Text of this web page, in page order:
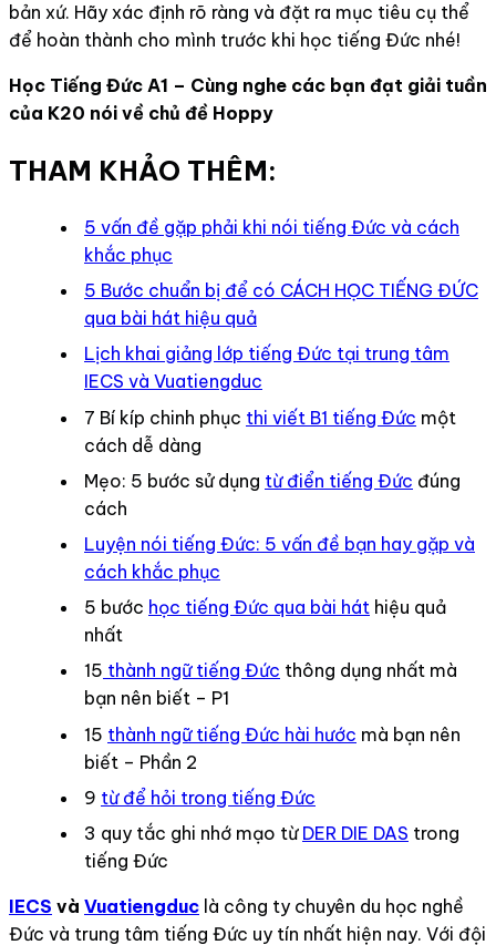
bản xứ. Hãy xác định rõ ràng và đặt ra mục tiêu cụ thể
để hoàn thành cho mình trước khi học tiếng Đức nhé!
Học Tiếng Đức A1 – Cùng nghe các bạn đạt giải tuần
của K20 nói về chủ đề Hoppy
THAM KHẢO THÊM:
5 vấn đề gặp phải khi nói tiếng Đức và cách
khắc phục
5 Bước chuẩn bị để có CÁCH HỌC TIẾNG ĐỨC
qua bài hát hiệu quả
Lịch khai giảng lớp tiếng Đức tại trung tâm
IECS và Vuatiengduc
7 Bí kíp chinh phục thi viết B1 tiếng Đức một
cách dễ dàng
Mẹo: 5 bước sử dụng từ điển tiếng Đức đúng
cách
Luyện nói tiếng Đức: 5 vấn đề bạn hay gặp và
cách khắc phục
5 bước học tiếng Đức qua bài hát hiệu quả
nhất
15 thành ngữ tiếng Đức thông dụng nhất mà
bạn nên biết – P1
15 thành ngữ tiếng Đức hài hước mà bạn nên
biết – Phần 2
9 từ để hỏi trong tiếng Đức
3 quy tắc ghi nhớ mạo từ DER DIE DAS trong
tiếng Đức
IECS và Vuatiengduc là công ty chuyên du học nghề
Đức và trung tâm tiếng Đức uy tín nhất hiện nay. Với đội